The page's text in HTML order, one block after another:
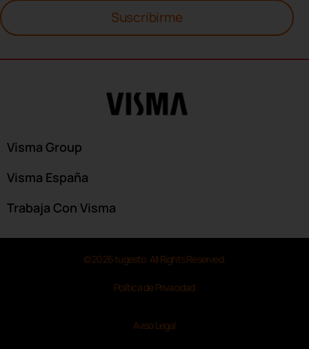
Suscribirme
Visma Group
Visma España
Trabaja Con Visma
© 2026 tugesto. All Rights Reserved.
Política de Privacidad
Aviso Legal